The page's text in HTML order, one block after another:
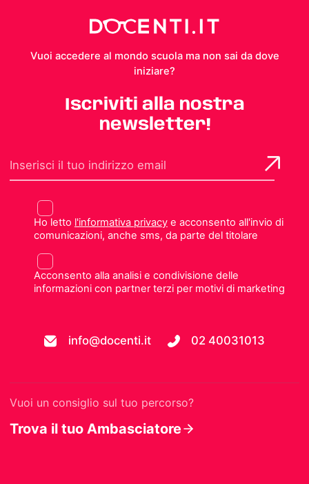
Vuoi accedere al mondo scuola ma non sai da dove
iniziare?
Iscriviti alla nostra
newsletter!
Ho letto l'informativa privacye acconsento all'invio di
comunicazioni, anche sms, da parte del titolare
Acconsento alla analisi e condivisione delle
informazioni con partner terzi per motivi di marketing
info@docenti.it 02 40031013
Vuoi un consiglio sul tuo percorso?
Trova il tuo Ambasciatore